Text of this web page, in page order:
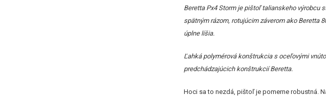
Beretta Px4 Storm je pištoľ talianskeho výrobcu
spätným rázom, rotujúcim záverom ako Beretta
úplne líšia.
Ľahká polymérová konštrukcia s oceľovými
predchádzajúcich konštrukcií Beretta.
Hoci sa to nezdá, pištoľ je pomerne robustná.